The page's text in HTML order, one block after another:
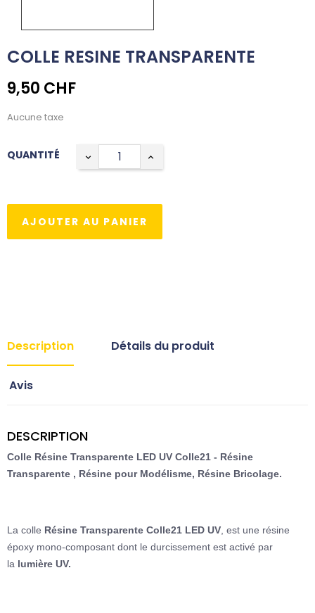
COLLE RESINE TRANSPARENTE
9,50 CHF
Aucune taxe
QUANTITÉ
AJOUTER AU PANIER
Description Détails du produit
Avis
DESCRIPTION
Colle Résine Transparente LED UV Colle21 - Résine
Transparente , Résine pour Modélisme, Résine Bricolage.
La colle Résine Transparente Colle21 LED UV , est une résine
époxy mono-composant dont le durcissement est activé par
la lumière UV.